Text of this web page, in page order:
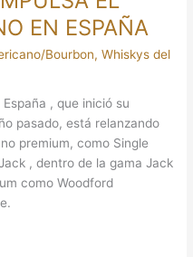
EN ESPAÑA
Bourbon,Whiskys del
, que inició su
pasado, está relanzando
premium, como Single
, dentro de la gama Jack
como Woodford